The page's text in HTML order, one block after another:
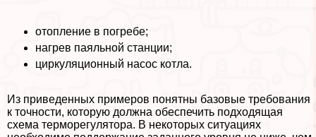
отопление в погребе;
нагрев паяльной станции;
циркуляционный насос котла.
Из приведенных примеров понятны базовые требования
к точности, которую должна обеспечить подходящая
схема терморегулятора. В некоторых ситуациях